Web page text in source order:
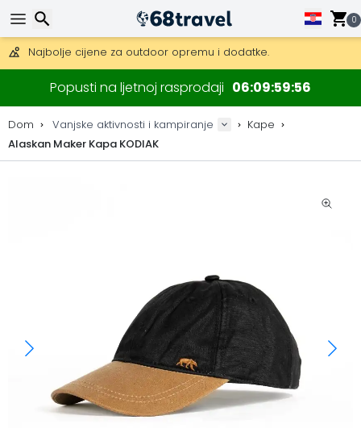
0
Besplatna dostava za narudžbe iznad 149 €.
30 dana za povrat, 90 dana za drvene karte i dekoracije.
Najbolje cijene za outdoor opremu i dodatke.
Popusti na ljetnoj rasprodaji 06 09 59 55
Dom Vanjske aktivnosti i kampiranje
Kape
Alaskan Maker Kapa KODIAK
Traži